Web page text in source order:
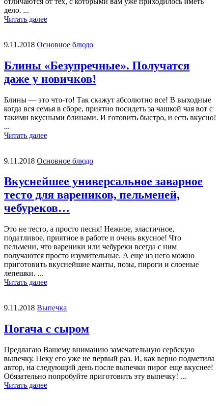
дело. ...
Читать далее
9.11.2018 Основное блюдо
Блины «Безупречные». Получатся
даже у новичков!
Блины — это что-то! Так скажут абсолютно все! В выходные
когда вся семья в сборе, приятно посидеть за чашкой чая вот с
такими вкусными блинами. И готовить быстро, и есть вкусно!
...
Читать далее
9.11.2018 Основное блюдо
Вкуснейшее универсальное заварное
тесто для вареников, пельменей,
чебуреков…
Это не тесто, а просто песня! Нежное, эластичное,
податливое, приятное в работе и очень вкусное! Что
пельмени, что вареники или чебуреки всегда с ним
получаются просто изумительные. А еще из него можно
приготовить вкуснейшие манты, позы, пироги и слоеные
лепешки. ...
Читать далее
9.11.2018 Выпечка
Погача с сыром
Предлагаю Вашему вниманию замечательную сербскую
выпечку. Пеку его уже не первый раз. И, как верно подметила
автор, на следующий день после выпечки пирог еще вкуснее!
Обязательно попробуйте приготовить эту выпечку! ...
Читать далее